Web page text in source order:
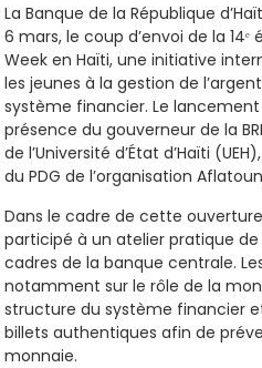
La Banque de la République
6 mars, le coup d’envoi de la
Week en Haïti, une initiative
les jeunes à la gestion de
système financier. Le
présence du gouverneur de la
de l’Université d’État d’Haïti
du PDG de l’organisation
Dans le cadre de cette
participé à un atelier pratique
cadres de la banque centrale.
notamment sur le rôle de la
structure du système financier
billets authentiques afin de
monnaie.